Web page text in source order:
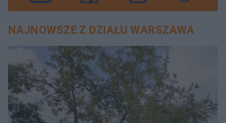
NAJNOWSZE Z DZIAŁU WARSZAWA